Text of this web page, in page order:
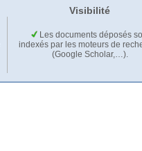
Visibilité
Les documents déposés
indexés par les moteurs de
(Google Scholar,…).